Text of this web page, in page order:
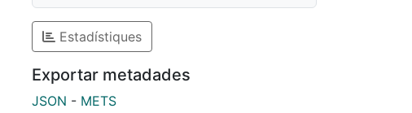
Estadístiques
Exportar metadades
JSON - METS